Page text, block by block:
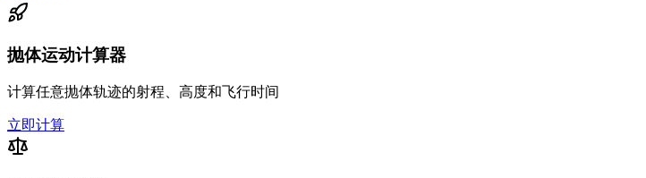
抛体运动计算器
计算任意抛体轨迹的射程、高度和飞行时间
立即计算